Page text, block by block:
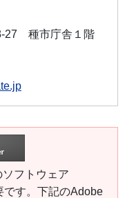
27 種市庁舎１階
フトウェア
です。下記のAdobe